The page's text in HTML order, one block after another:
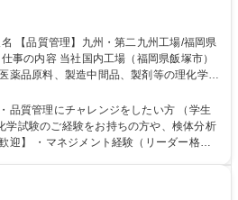
録、報告書の作成 ・使用機器の保守点検
二九州工場/福岡県飯塚市 ★医薬品業界未
品質管理にチャレンジをしたい方 （学生
学試験のご経験をお持ちの方や、検体分析
語学力： 資格：